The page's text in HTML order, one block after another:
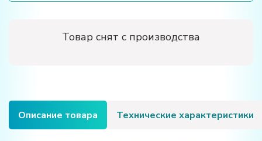
Товар снят с производства
Описание товара Технические характеристики